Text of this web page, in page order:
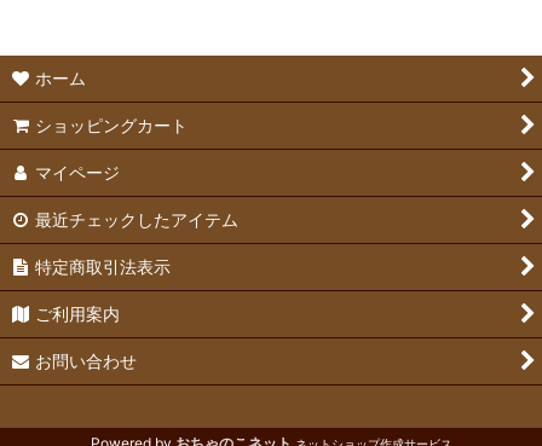
ホーム
ショッピングカート
マイページ
最近チェックしたアイテム
特定商取引法表示
ご利用案内
お問い合わせ